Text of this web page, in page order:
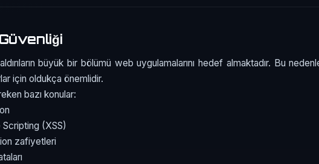
büyük bir bölümü web uygulamalarını hedef almaktadır. Bu
için oldukça önemlidir.
bazı konular:
(XSS)
zafiyetleri